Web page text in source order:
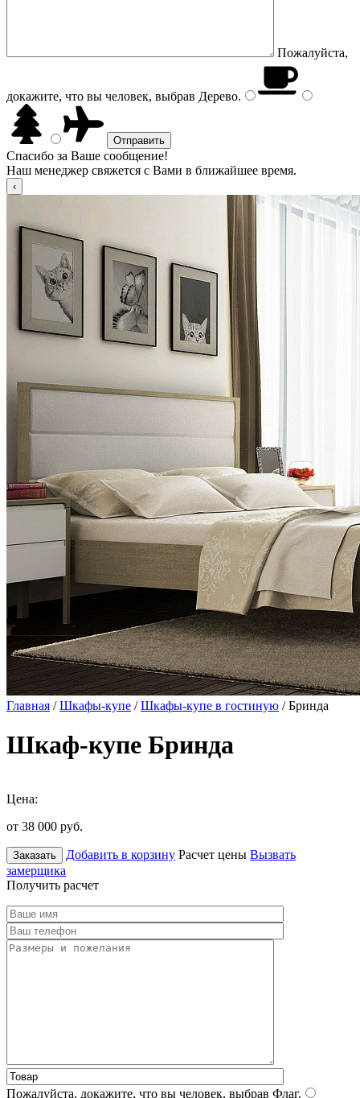
Пожалуйста,
докажите, что вы человек, выбрав Дерево.
Спасибо за Ваше сообщение!
Наш менеджер свяжется с Вами в ближайшее время.
Главная /Шкафы-купе /Шкафы-купе в гостиную / Бринда
Шкаф-купе Бринда
Цена:
от 38 000 руб.
Заказать Добавить в корзину Расчет цены Вызвать
замерщика
Получить расчет
Пожалуйста, докажите, что вы человек, выбрав Флаг.